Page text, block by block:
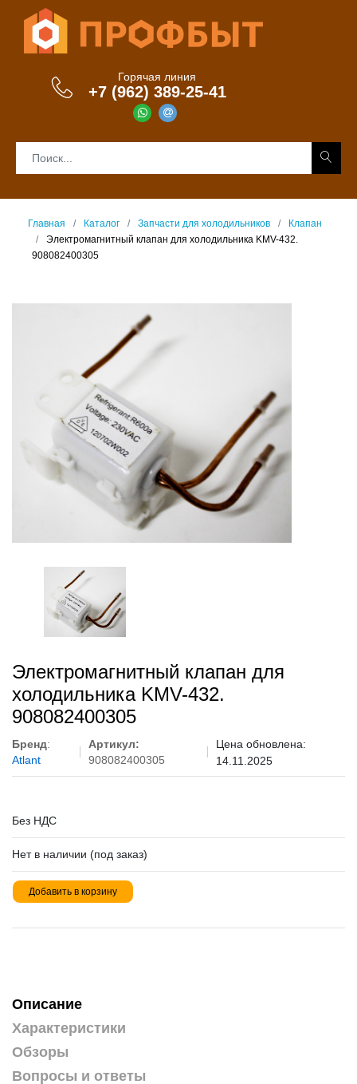
Горячая линия
+7 (962) 389-25-41
Главная Каталог Запчасти для холодильников
Клапан
Электромагнитный клапан для холодильника KMV-432.
908082400305
Электромагнитный клапан для
холодильника KMV-432.
908082400305
Бренд:
Atlant
Артикул:
908082400305
Цена обновлена:
14.11.2025
Без НДС
Нет в наличии (под заказ)
Добавить в корзину
Описание
Характеристики
Обзоры
Вопросы и ответы